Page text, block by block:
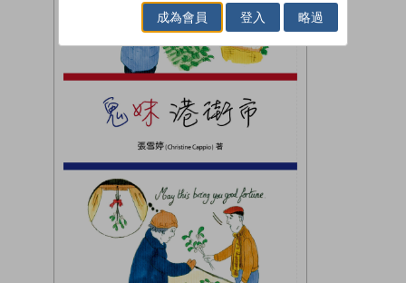
成為會員 登入 略過